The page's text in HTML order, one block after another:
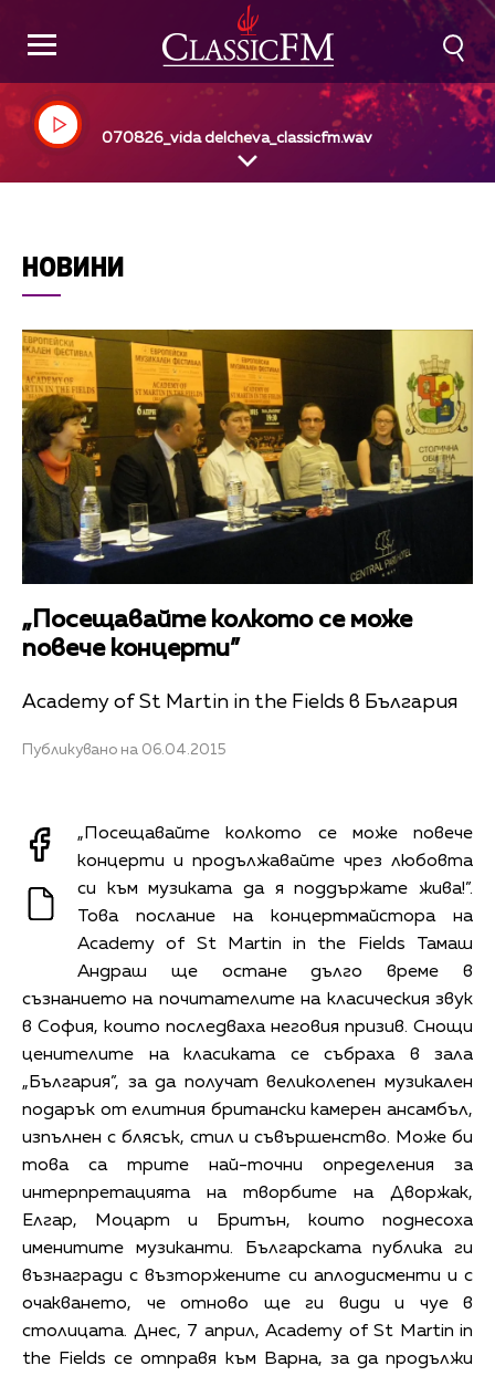
070826_vida delcheva_classicfm.wav
НОВИНИ
„Посещавайте колкото се може
повече концерти”
Academy of St Martin in the Fields в България
Публикувано на 06.04.2015
„Посещавайте колкото се може повече
концерти и продължавайте чрез любовта
си към музиката да я поддържате жива!”.
Това послание на концертмайстора на
Academy of St Martin in the Fields Тамаш
Андраш ще остане дълго време в
съзнанието на почитателите на класическия звук
в София, които последваха неговия призив. Снощи
ценителите на класиката се събраха в зала
„България”, за да получат великолепен музикален
подарък от елитния британски камерен ансамбъл,
изпълнен с блясък, стил и съвършенство. Може би
това са трите най-точни определения за
интерпретацията на творбите на Дворжак,
Елгар, Моцарт и Бритън, които поднесоха
именитите музиканти. Българската публика ги
възнагради с възторжените си аплодисменти и с
очакването, че отново ще ги види и чуе в
столицата. Днес, 7 април, Academy of St Martin in
the Fields се отправя към Варна, за да продължи